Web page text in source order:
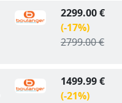
2299.00 €
(-17%)
2799.00 €
1499.99 €
(-21%)